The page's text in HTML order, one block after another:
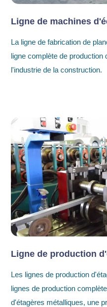
Ligne de machines
La ligne de fabrication de
ligne complète de production
l'industrie de la construction.
Ligne de production
Les lignes de production
lignes de production
d'étagères métalliques, une